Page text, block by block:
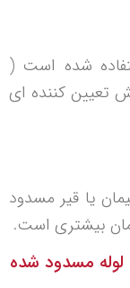
شده است (
تعیین کننده ای
یا قیر مسدود
بیشتری است.